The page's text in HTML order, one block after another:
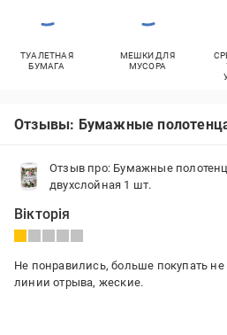
ТУАЛЕТНАЯ
БУМАГА
МЕШКИ ДЛЯ
МУСОРА
Отзывы: Бумажные
Отзыв про: Бумажные
двухслойная 1 шт.
Вікторія
Не понравились, больше покупать
линии отрыва, жеские.